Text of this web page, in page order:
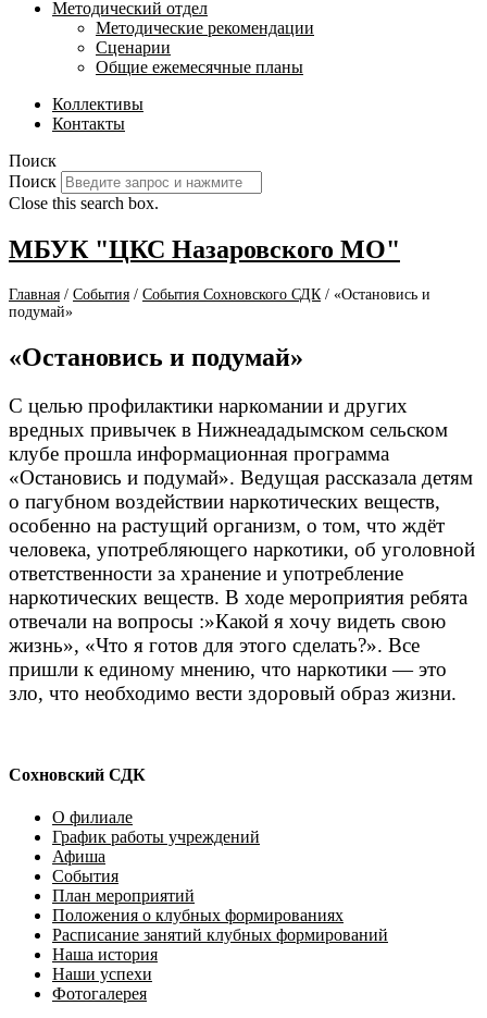
Методический отдел
Методические рекомендации
Сценарии
Общие ежемесячные планы
Коллективы
Контакты
Поиск
Поиск
Close this search box.
МБУК "ЦКС Назаровского МО"
Главная / События / События Сохновского СДК / «Остановись и
подумай»
«Остановись и подумай»
С целью профилактики наркомании и других
вредных привычек в Нижнеададымском сельском
клубе прошла информационная программа
«Остановись и подумай». Ведущая рассказала детям
о пагубном воздействии наркотических веществ,
особенно на растущий организм, о том, что ждёт
человека, употребляющего наркотики, об уголовной
ответственности за хранение и употребление
наркотических веществ. В ходе мероприятия ребята
отвечали на вопросы :»Какой я хочу видеть свою
жизнь», «Что я готов для этого сделать?». Все
пришли к единому мнению, что наркотики — это
зло, что необходимо вести здоровый образ жизни.
Сохновский СДК
О филиале
График работы учреждений
Афиша
События
План мероприятий
Положения о клубных формированиях
Расписание занятий клубных формирований
Наша история
Наши успехи
Фотогалерея